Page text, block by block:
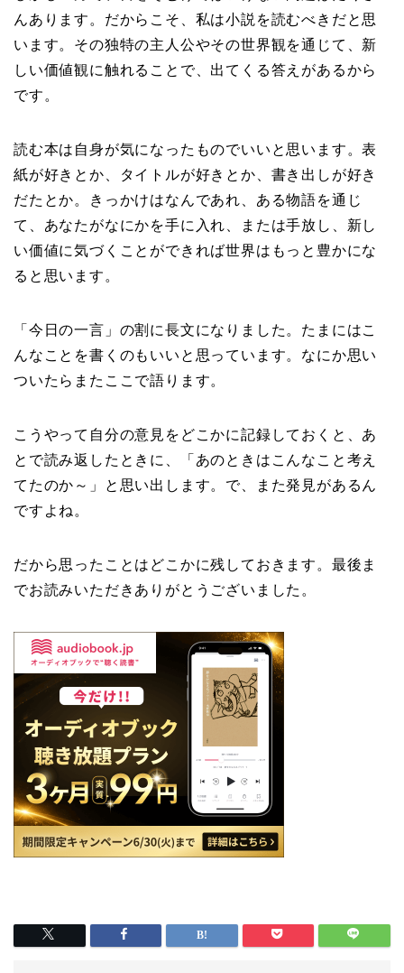
んあります。だからこそ、私は小説を読むべきだと思
います。その独特の主人公やその世界観を通じて、新
しい価値観に触れることで、出てくる答えがあるから
です。
読む本は自身が気になったものでいいと思います。表
紙が好きとか、タイトルが好きとか、書き出しが好き
だたとか。きっかけはなんであれ、ある物語を通じ
て、あなたがなにかを手に入れ、または手放し、新し
い価値に気づくことができれば世界はもっと豊かにな
ると思います。
「今日の一言」の割に長文になりました。たまにはこ
んなことを書くのもいいと思っています。なにか思い
ついたらまたここで語ります。
こうやって自分の意見をどこかに記録しておくと、あ
とで読み返したときに、「あのときはこんなこと考え
てたのか～」と思い出します。で、また発見があるん
ですよね。
だから思ったことはどこかに残しておきます。最後ま
でお読みいただきありがとうございました。